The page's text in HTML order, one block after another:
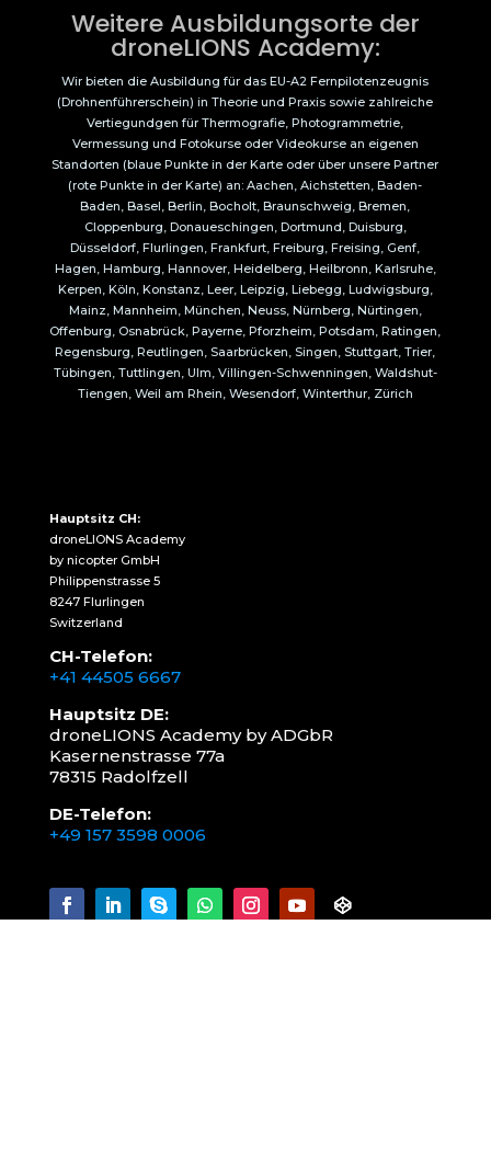
Weitere Ausbildungsorte der
droneLIONS Academy:
Wir bieten die Ausbildung für das EU-A2 Fernpilotenzeugnis
(Drohnenführerschein) in Theorie und Praxis sowie zahlreiche
Vertiegundgen für Thermografie, Photogrammetrie,
Vermessung und Fotokurse oder Videokurse an eigenen
Standorten (blaue Punkte in der Karte oder über unsere Partner
(rote Punkte in der Karte) an: Aachen, Aichstetten, Baden-
Baden, Basel, Berlin, Bocholt, Braunschweig, Bremen,
Cloppenburg, Donaueschingen, Dortmund, Duisburg,
Düsseldorf, Flurlingen, Frankfurt, Freiburg, Freising, Genf,
Hagen, Hamburg, Hannover, Heidelberg, Heilbronn, Karlsruhe,
Kerpen, Köln, Konstanz, Leer, Leipzig, Liebegg, Ludwigsburg,
Mainz, Mannheim, München, Neuss, Nürnberg, Nürtingen,
Offenburg, Osnabrück, Payerne, Pforzheim, Potsdam, Ratingen,
Regensburg, Reutlingen, Saarbrücken, Singen, Stuttgart, Trier,
Tübingen, Tuttlingen, Ulm, Villingen-Schwenningen, Waldshut-
Tiengen, Weil am Rhein, Wesendorf, Winterthur, Zürich
Hauptsitz CH:
droneLIONS Academy
by nicopter GmbH
Philippenstrasse 5
8247 Flurlingen
Switzerland
CH-Telefon:
+41 44505 6667
Hauptsitz DE:
droneLIONS Academy by ADGbR
Kasernenstrasse 77a
78315 Radolfzell
DE-Telefon:
+49 157 3598 0006